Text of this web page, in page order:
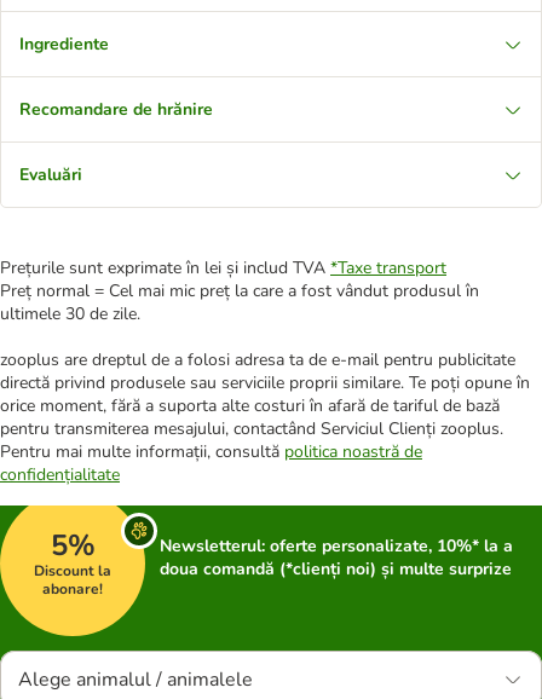
Ingrediente
Recomandare de hrănire
Evaluări
Prețurile sunt exprimate în lei și includ TVA *Taxe transport
Preț normal = Cel mai mic preț la care a fost vândut produsul în
ultimele 30 de zile.
zooplus are dreptul de a folosi adresa ta de e-mail pentru publicitate
directă privind produsele sau serviciile proprii similare. Te poți opune în
orice moment, fără a suporta alte costuri în afară de tariful de bază
pentru transmiterea mesajului, contactând Serviciul Clienți zooplus.
Pentru mai multe informații, consultă politica noastră de
confidențialitate
5%
Discount la
abonare!
Newsletterul: oferte personalizate, 10%* la a
doua comandă (*clienți noi) și multe surprize
Alege animalul / animalele